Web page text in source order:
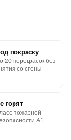
покраску
20 перекрасок без
со стены
горят
пожарной
А1